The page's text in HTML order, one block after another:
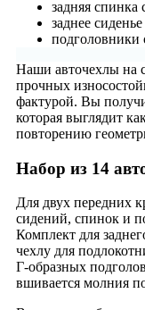
задняя
заднее
Наши авточехлы на
прочных
фактурой. Вы
которая выглядит
повторению
Набор из 14
Для двух передних
сидений, спинок и
Комплект для
чехлу для
Г-образных
вшивается молния